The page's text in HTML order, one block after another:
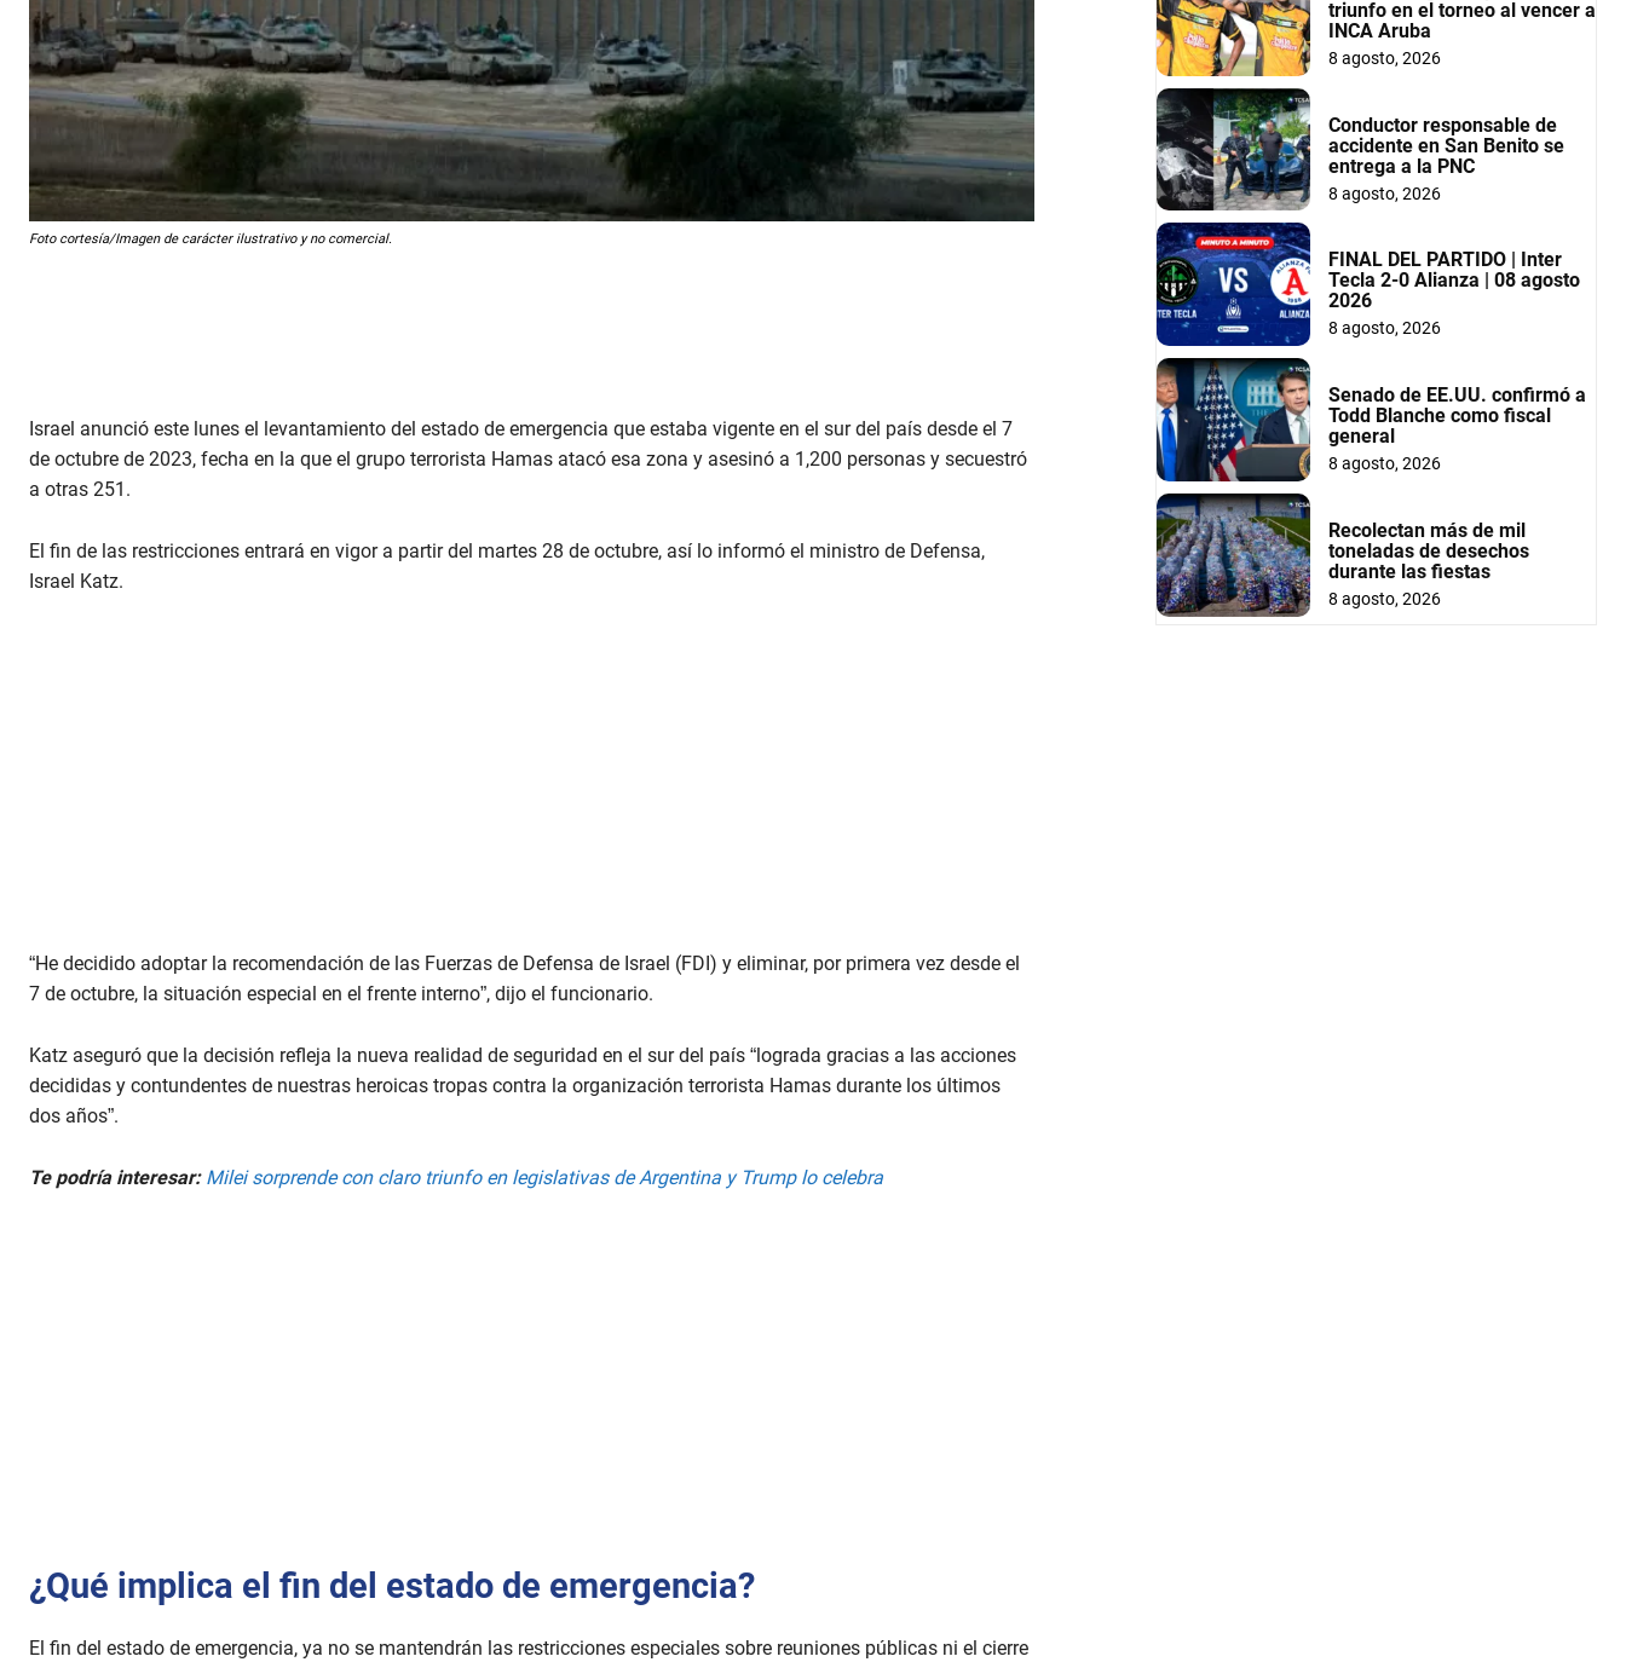
Foto cortesía/Imagen de carácter ilustrativo y no comercial.
Israel anunció este lunes el levantamiento del estado de emergencia que estaba vigente en el sur del país desde el 7
de octubre de 2023, fecha en la que el grupo terrorista Hamas atacó esa zona y asesinó a 1,200 personas y secuestró
a otras 251.
El fin de las restricciones entrará en vigor a partir del martes 28 de octubre, así lo informó el ministro de Defensa,
Israel Katz.
“He decidido adoptar la recomendación de las Fuerzas de Defensa de Israel (FDI) y eliminar, por primera vez desde el
7 de octubre, la situación especial en el frente interno”, dijo el funcionario.
Katz aseguró que la decisión refleja la nueva realidad de seguridad en el sur del país “lograda gracias a las acciones
decididas y contundentes de nuestras heroicas tropas contra la organización terrorista Hamas durante los últimos
dos años”.
Te podría interesar:Milei sorprende con claro triunfo en legislativas de Argentina y Trump lo celebra
¿Qué implica el fin del estado de emergencia?
El fin del estado de emergencia, ya no se mantendrán las restricciones especiales sobre reuniones públicas ni el cierre
triunfo en el torneo al vencer a
INCA Aruba
8 agosto, 2026
Conductor responsable de
accidente en San Benito se
entrega a la PNC
8 agosto, 2026
FINAL DEL PARTIDO | Inter
Tecla 2-0 Alianza | 08 agosto
2026
8 agosto, 2026
Senado de EE.UU. confirmó a
Todd Blanche como fiscal
general
8 agosto, 2026
Recolectan más de mil
toneladas de desechos
durante las fiestas
8 agosto, 2026